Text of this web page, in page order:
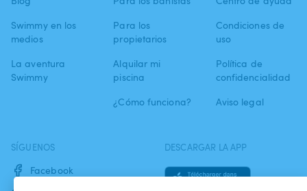
Swimmy en los
medios
La aventura
Swimmy
Para los
propietarios
Alquilar mi
piscina
¿Cómo funciona?
Condiciones de
uso
Política de
confidencialidad
Aviso legal
SÍGUENOS
Facebook
DESCARGAR LA APP